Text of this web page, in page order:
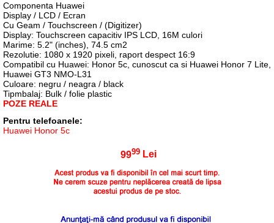
Componenta Huawei
Display / LCD / Ecran
Cu Geam / Touchscreen / (Digitizer)
Display: Touchscreen capacitiv IPS LCD, 16M culori
Marime: 5.2" (inches), 74.5 cm2
Rezolutie: 1080 x 1920 pixeli, raport despect 16:9
Compatibil cu Huawei: Honor 5c, cunoscut ca si Huawei Honor 7 Lite,
Huawei GT3 NMO-L31
Culoare: negru / neagra / black
Tipmbalaj: Bulk / folie plastic
POZE REALE
Pentru telefoanele:
Huawei Honor 5c
9999 Lei